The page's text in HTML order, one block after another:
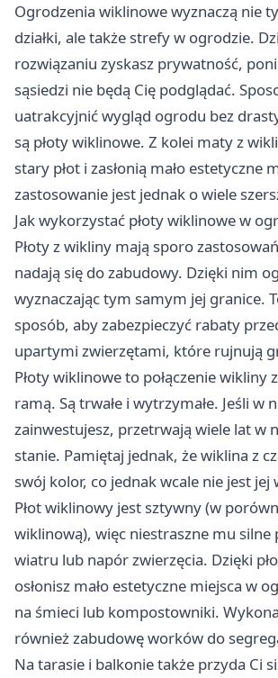
Ogrodzenia wiklinowe wyznaczą nie
działki, ale także strefy w ogrodzie.
rozwiązaniu zyskasz prywatność,
sąsiedzi nie będą Cię podglądać.
uatrakcyjnić wygląd ogrodu bez
są płoty wiklinowe. Z kolei maty z
stary płot i zasłonią mało estetyczne
zastosowanie jest jednak o wiele
Jak wykorzystać płoty wiklinowe w
Płoty z wikliny mają sporo
nadają się do zabudowy. Dzięki nim
wyznaczając tym samym jej granice.
sposób, aby zabezpieczyć rabaty
upartymi zwierzętami, które rujnują
Płoty wiklinowe to połączenie wikliny
ramą. Są trwałe i wytrzymałe. Jeśli w
zainwestujesz, przetrwają wiele lat w
stanie. Pamiętaj jednak, że wiklina z
swój kolor, co jednak wcale nie jest jej
Płot wiklinowy jest sztywny (w
wiklinową), więc niestraszne mu silne
wiatru lub napór zwierzęcia. Dzięki
osłonisz mało estetyczne miejsca w
na śmieci lub kompostowniki.
również zabudowę worków do
Na tarasie i balkonie także przyda Ci